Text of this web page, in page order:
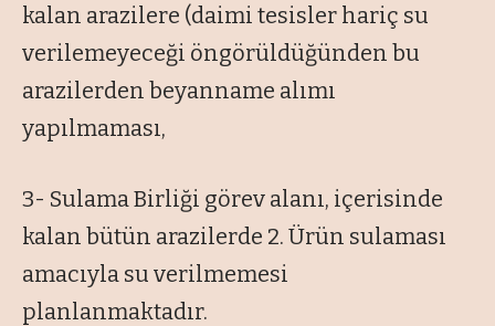
kalan arazilere (daimi tesisler hariç su
verilemeyeceği öngörüldüğünden bu
arazilerden beyanname alımı
yapılmaması,
3- Sulama Birliği görev alanı, içerisinde
kalan bütün arazilerde 2. Ürün sulaması
amacıyla su verilmemesi
planlanmaktadır.